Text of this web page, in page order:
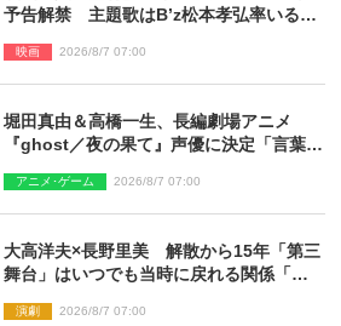
予告解禁 主題歌はB’z松本孝弘率いる
映画 2026/8/7 07:00
堀田真由＆高橋一生、長編劇場アニメ
『ghost／夜の果て』声優に決定「言葉に
た」
アニメ･ゲーム 2026/8/7 07:00
大高洋夫×長野里美 解散から15年「第三
舞台」はいつでも当時に戻れる関係「や
演劇 2026/8/7 07:00